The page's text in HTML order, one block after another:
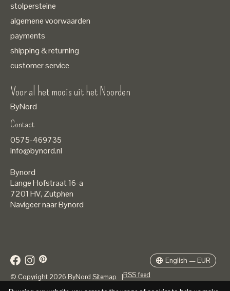
stolpersteine
algemene voorwaarden
payments
shipping & returning
customer service
Voor al het moois uit het Noorden
ByNord
Contact
0575-469735
info@bynord.nl
Bynord
Lange Hofstraat 16-a
7201 HV, Zutphen
Navigeer naar Bynord
© Copyright 2026 ByNord Sitemap |RSS feed
English — EUR